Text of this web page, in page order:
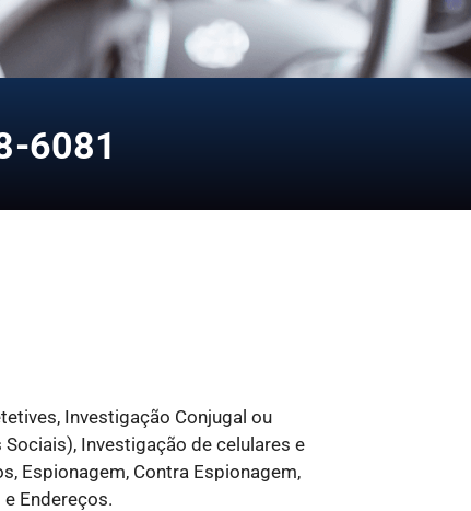
6081
Investigação Conjugal ou
Investigação de celulares e
Espionagem, Contra Espionagem,
Endereços.